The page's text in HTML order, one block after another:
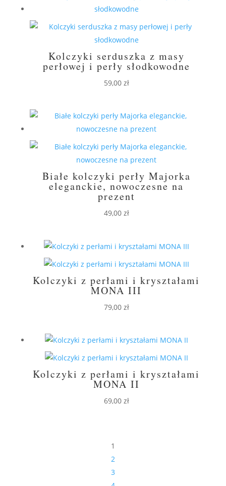
Kolczyki serduszka z masy
perłowej i perły słodkowodne
59,00 zł
Białe kolczyki perły Majorka
eleganckie, nowoczesne na
prezent
49,00 zł
Kolczyki z perłami i kryształami
MONA III
79,00 zł
Kolczyki z perłami i kryształami
MONA II
69,00 zł
1
2
3